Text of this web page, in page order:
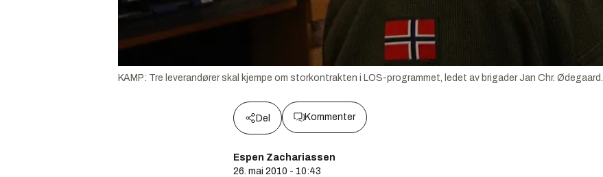
KAMP: Tre leverandører skal kjempe om storkontrakten i LOS-programmet, ledet av brigader Jan Chr. Ødegaard.
Del Kommenter
Espen Zachariassen
26. mai 2010 - 10:43